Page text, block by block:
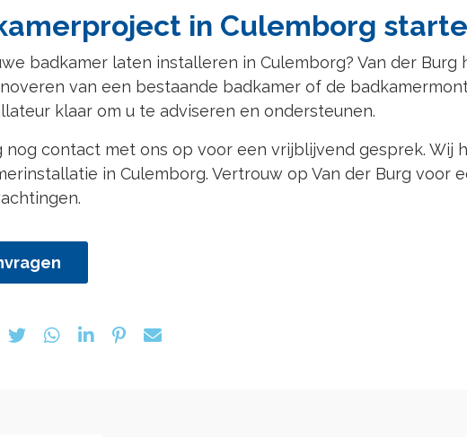
in Culemborg
badkamer laten installeren in Culemborg? Van der
van een bestaande badkamer of de
klaar om u te adviseren en ondersteunen.
nog contact met ons op voor een vrijblijvend gesprek.
in Culemborg. Vertrouw op Van der Burg